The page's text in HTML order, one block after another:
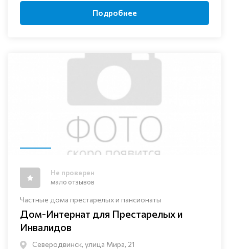
Подробнее
Частные дома престарелых и пансионаты
Дом-Интернат для Престарелых и
Инвалидов
Северодвинск, улица Мира, 21
Не проверен
мало отзывов